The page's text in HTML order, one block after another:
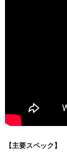
【主要スペック】